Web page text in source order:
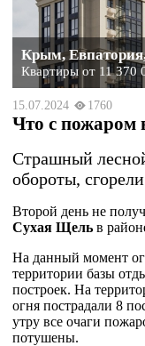
Крым,
Квартиры от 11 370
15.07.2024 1760
Что с пожаром
Страшный
обороты,
Второй день не
Сухая Щель в
На данный момент
территории базы
построек. На
огня пострадали 8
утру все очаги
потушены.